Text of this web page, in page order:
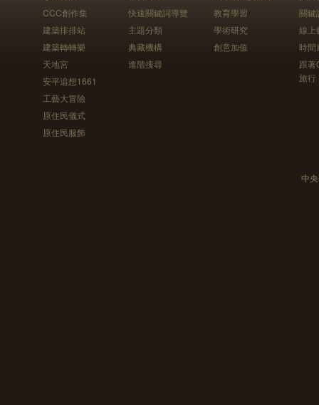
CCC創作集
建築排排站
建築轉轉樂
天地宮
安平追想1661
工藝大冒險
原住民儀式
原住民服飾
快速關鍵詞導覽
主題分類
典藏機構
進階搜尋
教育學習
學術研究
創意加值
關鍵
線上
時間
跟
旅行
中